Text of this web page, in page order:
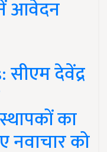
आवेदन
देवेंद्र
का
नवाचार को